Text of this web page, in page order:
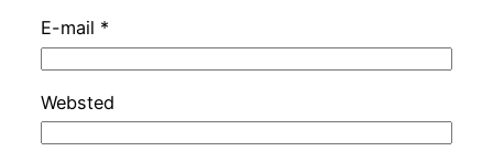
E-mail *
Websted